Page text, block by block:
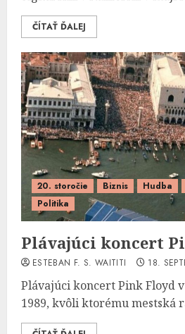
ČÍTAŤ ĎALEJ
20. storočie Biznis Hudba
Politika
Plávajúci koncert
ESTEBAN F. S. WAITITI 18.
Plávajúci koncert Pink Floyd
1989, kvôli ktorému mestská